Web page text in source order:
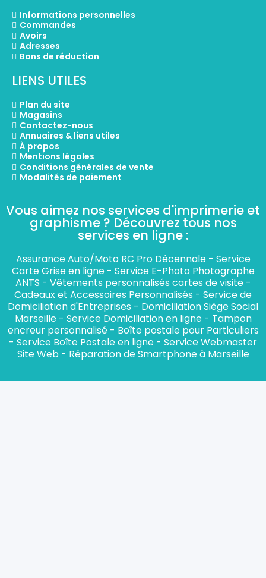
Informations personnelles
Commandes
Avoirs
Adresses
Bons de réduction
LIENS UTILES
Plan du site
Magasins
Contactez-nous
Annuaires & liens utiles
À propos
Mentions légales
Conditions générales de vente
Modalités de paiement
Vous aimez nos services d'imprimerie et
graphisme ? Découvrez tous nos
services en ligne :​
Assurance Auto/Moto RC Pro Décennale- Service
Carte Grise en ligne- Service E-Photo Photographe
ANTS - Vêtements personnalisés cartes de visite-
Cadeaux et Accessoires Personnalisés - Service de
Domiciliation d'Entreprises - Domiciliation Siège Social
Marseille- Service Domiciliation en ligne- Tampon
encreur personnalisé- Boîte postale pour Particuliers
- Service Boîte Postale en ligne - Service Webmaster
Site Web- Réparation de Smartphone à Marseille